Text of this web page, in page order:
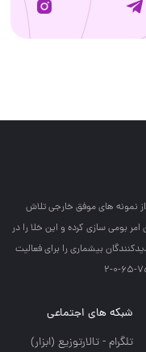
از نمونه هاي موفق خارجي تلاش
بومي سازي كرده و اين خلا را در
بيشماري را براي فعاليت
شبکه های اجتماعی
تلگرام - تالارتوزيع (ابزار)